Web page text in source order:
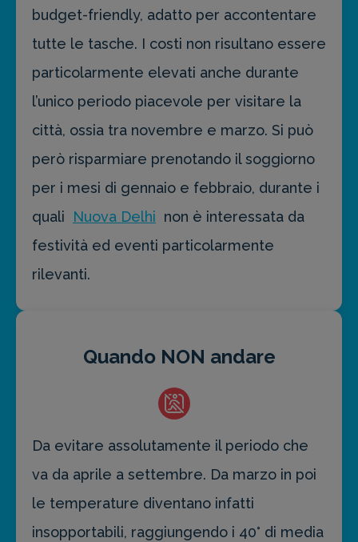
budget-friendly, adatto per accontentare
tutte le tasche. I costi non risultano essere
particolarmente elevati anche durante
l’unico periodo piacevole per visitare la
città, ossia tra novembre e marzo. Si può
però risparmiare prenotando il soggiorno
per i mesi di gennaio e febbraio, durante i
quali
Nuova Delhi non è interessata da
festività ed eventi particolarmente
rilevanti.
Quando NON andare
Da evitare assolutamente il periodo che
va da aprile a settembre. Da marzo in poi
le temperature diventano infatti
insopportabili, raggiungendo i 40° di media